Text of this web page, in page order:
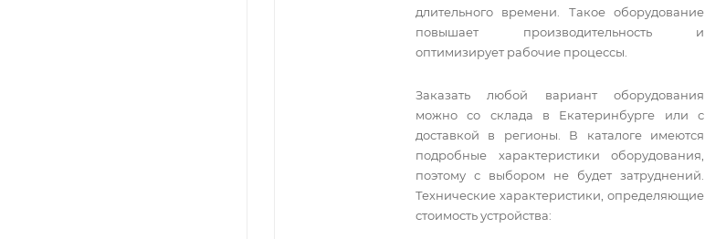
длительного времени. Такое оборудование
повышает производительность и
оптимизирует рабочие процессы.
Заказать любой вариант оборудования
можно со склада в Екатеринбурге или с
доставкой в регионы. В каталоге имеются
подробные характеристики оборудования,
поэтому с выбором не будет затруднений.
Технические характеристики, определяющие
стоимость устройства: